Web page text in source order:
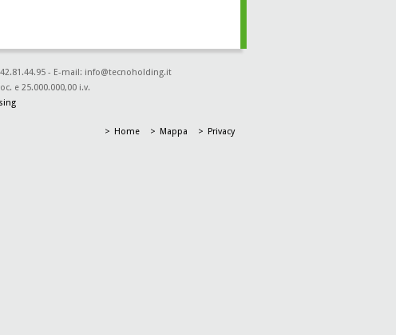
- E-mail: info@tecnoholding.it
e 25.000.000,00 i.v.
Home Mappa Privacy